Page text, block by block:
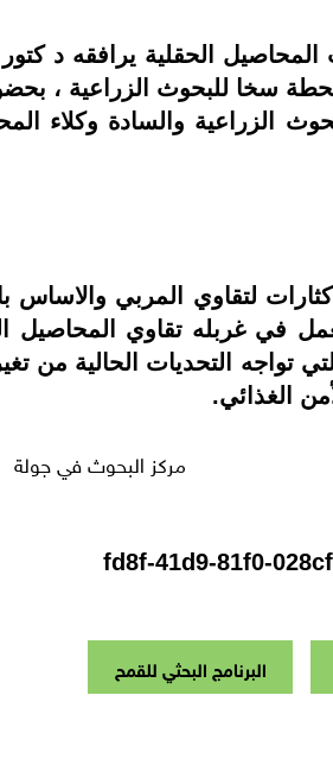
الحقلية يرافقه د
سخا للبحوث الزراعية ،
الزراعية والسادة وكلاء
لتقاوي المربي والاساس
في غربله تقاوي المحاصيل
تواجه التحديات الحالية من
الغذائي.
مركز البحوث في جولة
البرنامج البحثي للقمح